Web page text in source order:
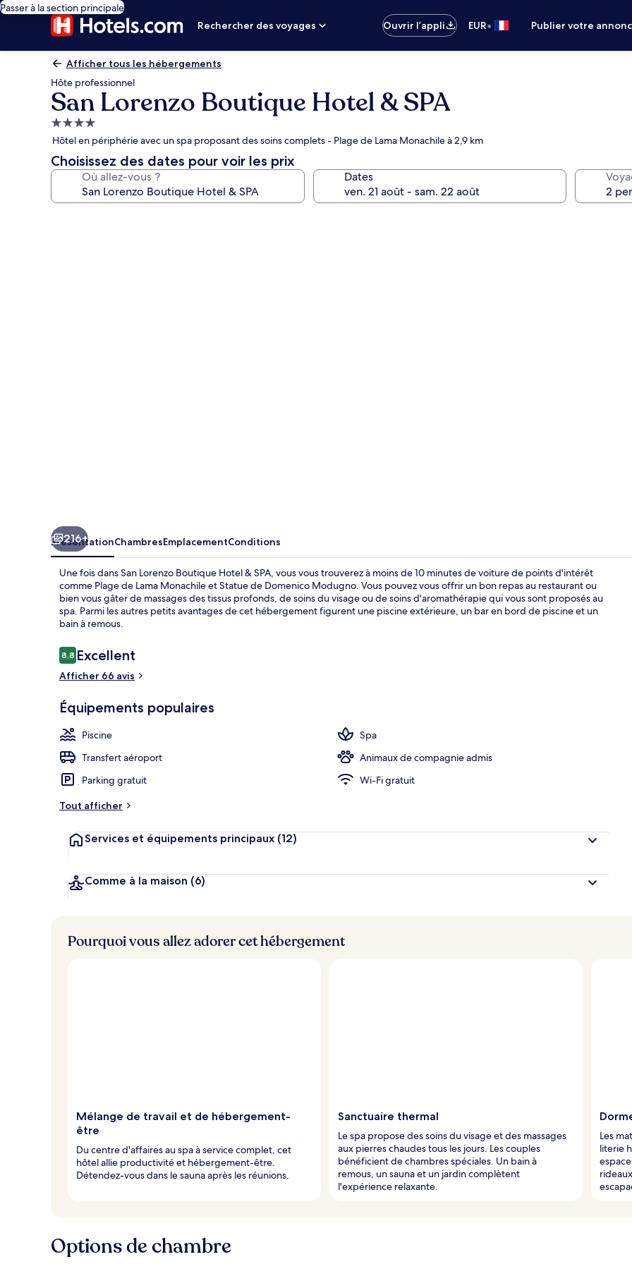
Passer à la section principale
Rechercher des voyages
Ouvrir l’appli EUR• Publier votre
Afficher tous les hébergements
Hôte professionnel
San Lorenzo Boutique Hotel & SPA
Hébergement
4.0 étoiles
Hôtel en périphérie avec un spa proposant des soins complets - Plage de Lama Monachile à 2,9 km
Choisissez des dates pour voir les prix
Où allez-vous ? Dates
Façade de
216+
PrésentationChambresEmplacementConditions
Une fois dans San Lorenzo Boutique Hotel & SPA, vous vous trouverez à moins de 10 minutes de voiture de points d'intérêt
comme Plage de Lama Monachile et Statue de Domenico Modugno. Vous pouvez vous offrir un bon repas au restaurant ou
bien vous gâter de massages des tissus profonds, de soins du visage ou de soins d'aromathérapie qui vous sont proposés au
spa. Parmi les autres petits avantages de cet hébergement figurent une piscine extérieure, un bar en bord de piscine et un
bain à remous.
Avis
voyageurs
8,88,8 sur 10
Excellent
Afficher 66 avis
Équipements populaires
Piscine
Spa
Transfert aéroport
Animaux de compagnie admis
Parking gratuit
Wi-Fi gratuit
Tout afficher
Services et équipements principaux (12)
Comme à la maison (6)
Pourquoi vous allez adorer cet hébergement
Mélange de travail et de hébergement-
être
Du centre d'affaires au spa à service complet, cet
hôtel allie productivité et hébergement-être.
Détendez-vous dans le sauna après les réunions.
Sanctuaire thermal
Le spa propose des soins du visage et des massages
aux pierres chaudes tous les jours. Les couples
bénéficient de chambres spéciales. Un bain à
remous, un sauna et un jardin complètent
l'expérience relaxante.
Les
literie
Options de chambre